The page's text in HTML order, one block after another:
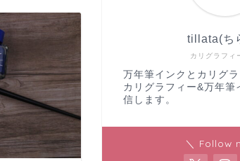
カリグラフィ
tillata(ち
万年筆インクとカリグラ
カリグラフィー&万年筆
信します。
＼ Follow